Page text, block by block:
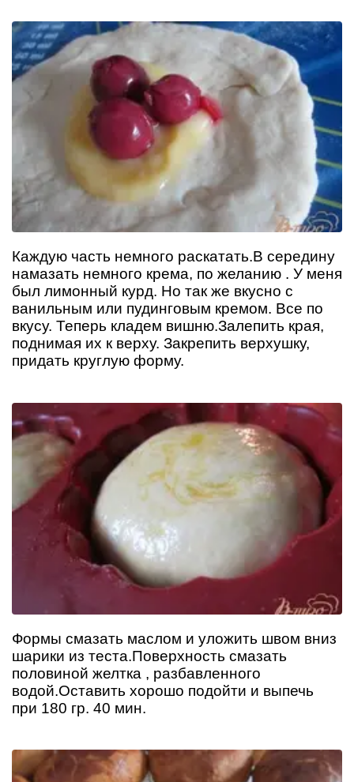
Каждую часть немного раскатать.В середину
намазать немного крема, по желанию . У меня
был лимонный курд. Но так же вкусно с
ванильным или пудинговым кремом. Все по
вкусу. Теперь кладем вишню.Залепить края,
поднимая их к верху. Закрепить верхушку,
придать круглую форму.
Формы смазать маслом и уложить швом вниз
шарики из теста.Поверхность смазать
половиной желтка , разбавленного
водой.Оставить хорошо подойти и выпечь
при 180 гр. 40 мин.